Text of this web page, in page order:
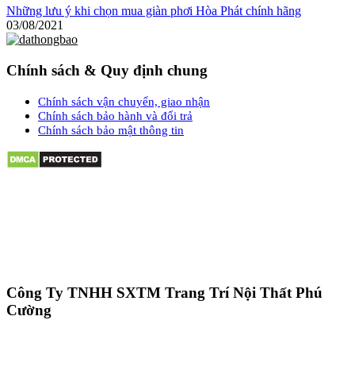
Những lưu ý khi chọn mua giàn phơi Hòa Phát chính hãng
03/08/2021
Chính sách & Quy định chung
Chính sách vận chuyển, giao nhận
Chính sách bảo hành và đổi trả
Chính sách bảo mật thông tin
Công Ty TNHH SXTM Trang Trí Nội Thất Phú
Cường